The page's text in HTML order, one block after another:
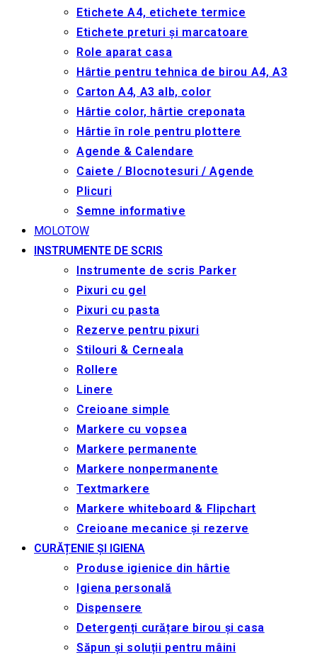
Etichete A4, etichete termice
Etichete preturi și marcatoare
Role aparat casa
Hârtie pentru tehnica de birou A4, A3
Carton A4, A3 alb, color
Hârtie color, hârtie creponata
Hârtie în role pentru plottere
Agende & Calendare
Caiete / Blocnotesuri / Agende
Plicuri
Semne informative
MOLOTOW
INSTRUMENTE DE SCRIS
Instrumente de scris Parker
Pixuri cu gel
Pixuri cu pasta
Rezerve pentru pixuri
Stilouri & Сerneala
Rollere
Linere
Creioane simple
Markere cu vopsea
Markere permanente
Markere nonpermanente
Textmarkere
Markere whiteboard & Flipchart
Creioane mecanice și rezerve
CURĂȚENIE ȘI IGIENA
Produse igienice din hârtie
Igiena personală
Dispensere
Detergenți curățare birou și casa
Săpun și soluții pentru mâini